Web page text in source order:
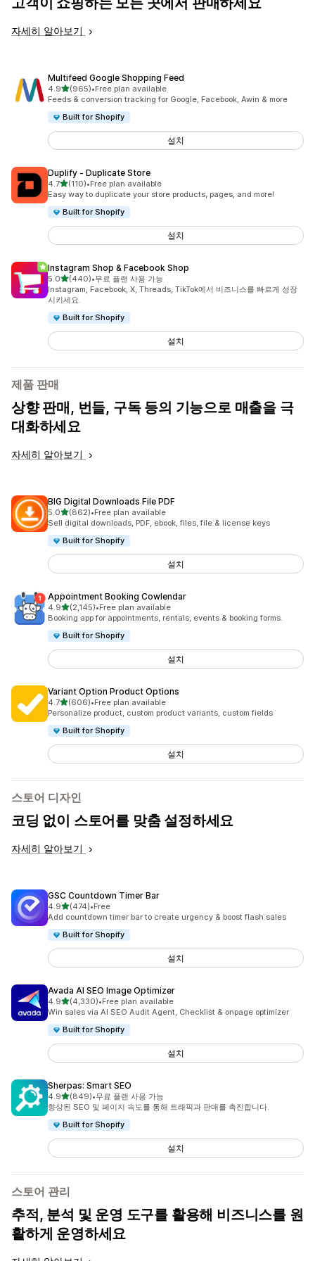
자세히 알아보기
Multifeed Google Shopping Feed
4.9별 5개 중
(965)
총 리뷰 965개
•Free plan available
Feeds & conversion tracking for Google, Facebook, Awin & more
Built for Shopify
설치
Duplify ‑ Duplicate Store
4.7별 5개 중
(110)
총 리뷰 110개
•Free plan available
Easy way to duplicate your store products, pages, and more!
Built for Shopify
설치
Instagram Shop & Facebook Shop
5.0별 5개 중
(440)
총 리뷰 440개
•무료 플랜 사용 가능
Instagram, Facebook, X, Threads, TikTok에서 비즈니스를 빠르게 성장
시키세요.
Built for Shopify
설치
제품 판매
상향 판매, 번들, 구독 등의 기능으로 매출을 극
대화하세요
자세히 알아보기
BIG Digital Downloads File PDF
5.0별 5개 중
(862)
총 리뷰 862개
•Free plan available
Sell digital downloads, PDF, ebook, files, file & license keys
Built for Shopify
설치
Appointment Booking Cowlendar
4.9별 5개 중
(2,145)
총 리뷰 2145개
•Free plan available
Booking app for appointments, rentals, events & booking forms.
Built for Shopify
설치
Variant Option Product Options
4.7별 5개 중
(606)
총 리뷰 606개
•Free plan available
Personalize product, custom product variants, custom fields
Built for Shopify
설치
스토어 디자인
코딩 없이 스토어를 맞춤 설정하세요
자세히 알아보기
GSC Countdown Timer Bar
4.9별 5개 중
(474)
총 리뷰 474개
•Free
Add countdown timer bar to create urgency & boost flash sales
Built for Shopify
설치
Avada AI SEO Image Optimizer
4.9별 5개 중
(4,330)
총 리뷰 4330개
•Free plan available
Win sales via AI SEO Audit Agent, Checklist & onpage optimizer
Built for Shopify
설치
Sherpas: Smart SEO
4.9별 5개 중
(849)
총 리뷰 849개
•무료 플랜 사용 가능
향상된 SEO 및 페이지 속도를 통해 트래픽과 판매를 촉진합니다.
Built for Shopify
설치
스토어 관리
추적, 분석 및 운영 도구를 활용해 비즈니스를 원
활하게 운영하세요